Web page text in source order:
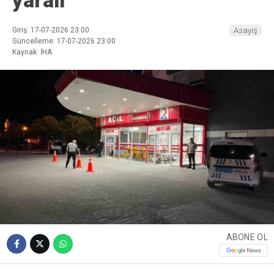
Giriş: 17-07-2026 23:00
Güncelleme: 17-07-2026 23:00
Kaynak: İHA
Asayiş
ABONE OL